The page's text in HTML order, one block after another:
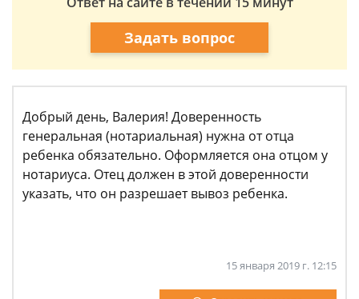
Задать вопрос
Добрый день, Валерия! Доверенность
генеральная (нотариальная) нужна от отца
ребенка обязательно. Оформляется она отцом у
нотариуса. Отец должен в этой доверенности
указать, что он разрешает вывоз ребенка.
15 января 2019 г. 12:15